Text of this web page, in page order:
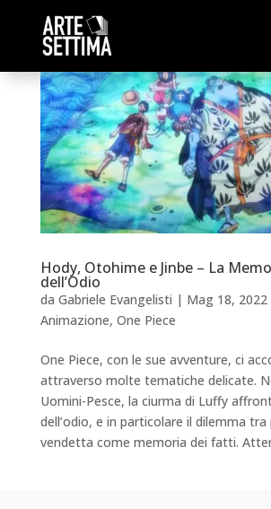
Hody, Otohime e Jinbe – La
dell’Odio
da Gabriele Evangelisti | Mag 18, 2022
Animazione, One Piece
One Piece, con le sue avventure, ci
attraverso molte tematiche delicate.
Uomini-Pesce, la ciurma di Luffy
dell’odio, e in particolare il dilemma tra
vendetta come memoria dei fatti.